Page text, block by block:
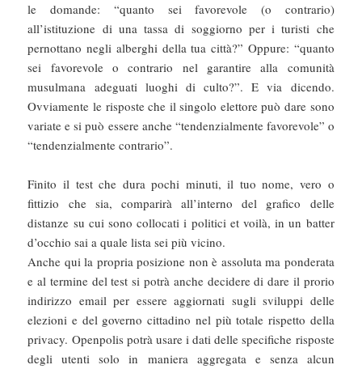
le domande: “quanto sei favorevole (o contrario)
all’istituzione di una tassa di soggiorno per i turisti che
pernottano negli alberghi della tua città?” Oppure: “quanto
sei favorevole o contrario nel garantire alla comunità
musulmana adeguati luoghi di culto?”. E via dicendo.
Ovviamente le risposte che il singolo elettore può dare sono
variate e si può essere anche “tendenzialmente favorevole” o
“tendenzialmente contrario”.
Finito il test che dura pochi minuti, il tuo nome, vero o
fittizio che sia, comparirà all’interno del grafico delle
distanze su cui sono collocati i politici et voilà, in un batter
d’occhio sai a quale lista sei più vicino.
Anche qui la propria posizione non è assoluta ma ponderata
e al termine del test si potrà anche decidere di dare il prorio
indirizzo email per essere aggiornati sugli sviluppi delle
elezioni e del governo cittadino nel più totale rispetto della
privacy. Openpolis potrà usare i dati delle specifiche risposte
degli utenti solo in maniera aggregata e senza alcun